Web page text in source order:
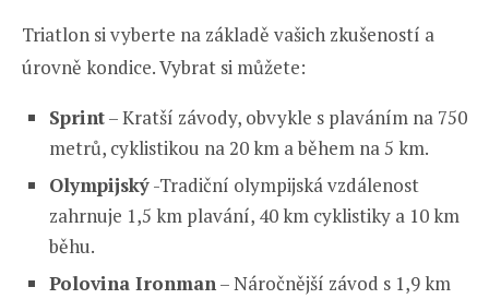
Triatlon si vyberte na základě vašich zkušeností a
úrovně kondice. Vybrat si můžete:
Sprint– Kratší závody, obvykle s plaváním na 750
metrů, cyklistikou na 20 km a během na 5 km.
Olympijský-Tradiční olympijská vzdálenost
zahrnuje 1,5 km plavání, 40 km cyklistiky a 10 km
běhu.
Polovina Ironman– Náročnější závod s 1,9 km